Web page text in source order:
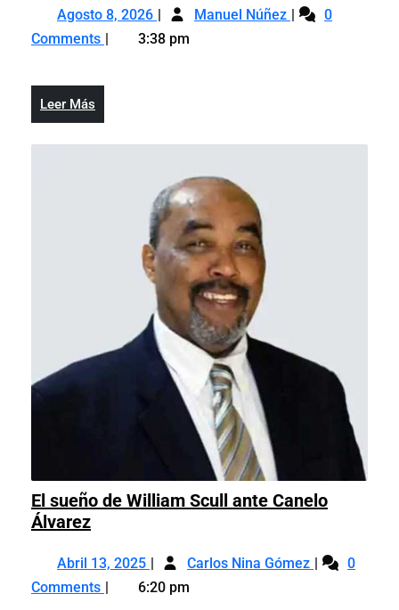
nación
Agosto 8, 2026 Agosto
8,
2026
Manuel Núñez Haití: 0
Comments
3:38 pm
Leer Más
Más
El sueño de William Scull ante Canelo
ÁlvarezEl
de
William
Abril 13, 2025 Abril
13,
2025
Carlos Nina Gómez El
0
Comments
6:20 pm